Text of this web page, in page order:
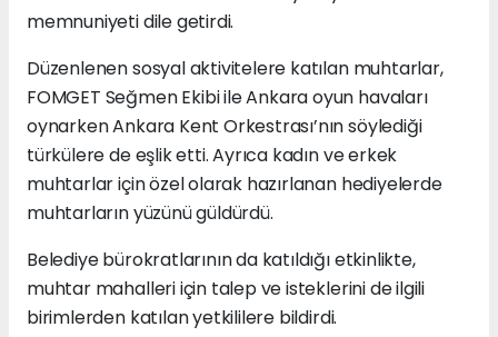
memnuniyeti dile getirdi.
Düzenlenen sosyal aktivitelere katılan muhtarlar,
FOMGET Seğmen Ekibi ile Ankara oyun havaları
oynarken Ankara Kent Orkestrası’nın söylediği
türkülere de eşlik etti. Ayrıca kadın ve erkek
muhtarlar için özel olarak hazırlanan hediyelerde
muhtarların yüzünü güldürdü.
Belediye bürokratlarının da katıldığı etkinlikte,
muhtar mahalleri için talep ve isteklerini de ilgili
birimlerden katılan yetkililere bildirdi.